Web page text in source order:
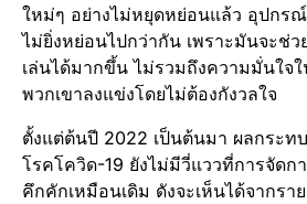
ใหม่ๆ อย่างไม่หยุดหย่อนแล้ว อุปกร
ไม่ยิ่งหย่อนไปกว่ากัน เพราะมันจะช่
เล่นได้มากขึ้น ไม่รวมถึงความมั่นใจ
พวกเขาลงแข่งโดยไม่ต้องกังวลใจ
ตั้งแต่ต้นปี 2022 เป็นต้นมา ผลกระท
โรคโควิด-19 ยังไม่มีวี่แววที่การจัดก
คึกคักเหมือนเดิม ดังจะเห็นได้จากรา